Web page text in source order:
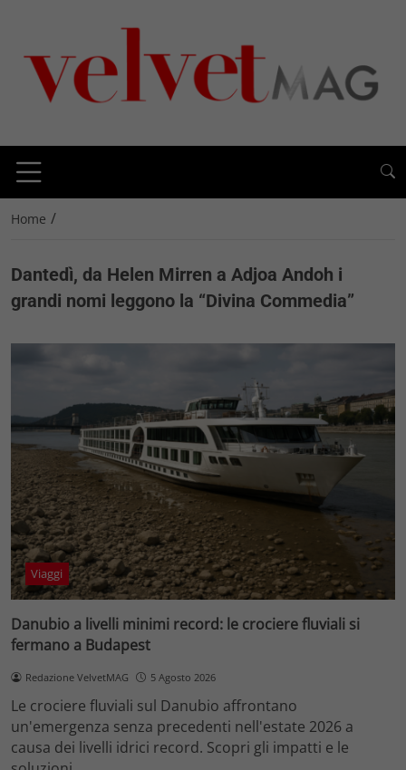
Home /
Dantedì, da Helen Mirren a Adjoa Andoh i
grandi nomi leggono la “Divina Commedia”
Viaggi
Danubio a livelli minimi record: le crociere fluviali si
fermano a Budapest
Redazione VelvetMAG 5 Agosto 2026
Le crociere fluviali sul Danubio affrontano
un'emergenza senza precedenti nell'estate 2026 a
causa dei livelli idrici record. Scopri gli impatti e le